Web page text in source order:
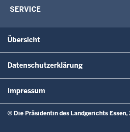
SERVICE
Übersicht
Datenschutzerklärung
Impressum
© Die Präsidentin des Landgerichts Essen,